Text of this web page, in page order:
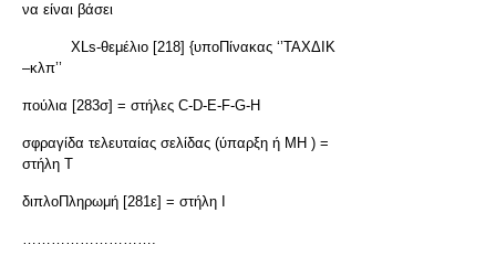
να είναι βάσει
XLs-θεμέλιο [218] {υποΠίνακας ‘’ΤΑΧΔΙΚ
–κλπ’’
πούλια [283σ] = στήλες C-D-E-F-G-H
σφραγίδα τελευταίας σελίδας (ύπαρξη ή ΜΗ ) =
στήλη Τ
διπλοΠληρωμή [281ε] = στήλη Ι
……………………….